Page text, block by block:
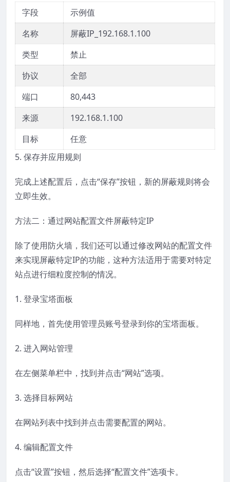
字段
示例值
名称
屏蔽IP _192.168.1.100
类型
禁止
协议
全部
端口
80,443
来源
192.168.1.100
目标
任意
5. 保存并应用规则
完成上述配置后，点击“保存”按钮，新的屏蔽规则将会
立即生效。
方法二：通过网站配置文件屏蔽特定IP
除了使用防火墙，我们还可以通过修改网站的配置文件
来实现屏蔽特定IP的功能，这种方法适用于需要对特定
站点进行细粒度控制的情况。
1. 登录宝塔面板
同样地，首先使用管理员账号登录到你的宝塔面板。
2. 进入网站管理
在左侧菜单栏中，找到并点击“网站”选项。
3. 选择目标网站
在网站列表中找到并点击需要配置的网站。
4. 编辑配置文件
点击“设置”按钮，然后选择“配置文件”选项卡。